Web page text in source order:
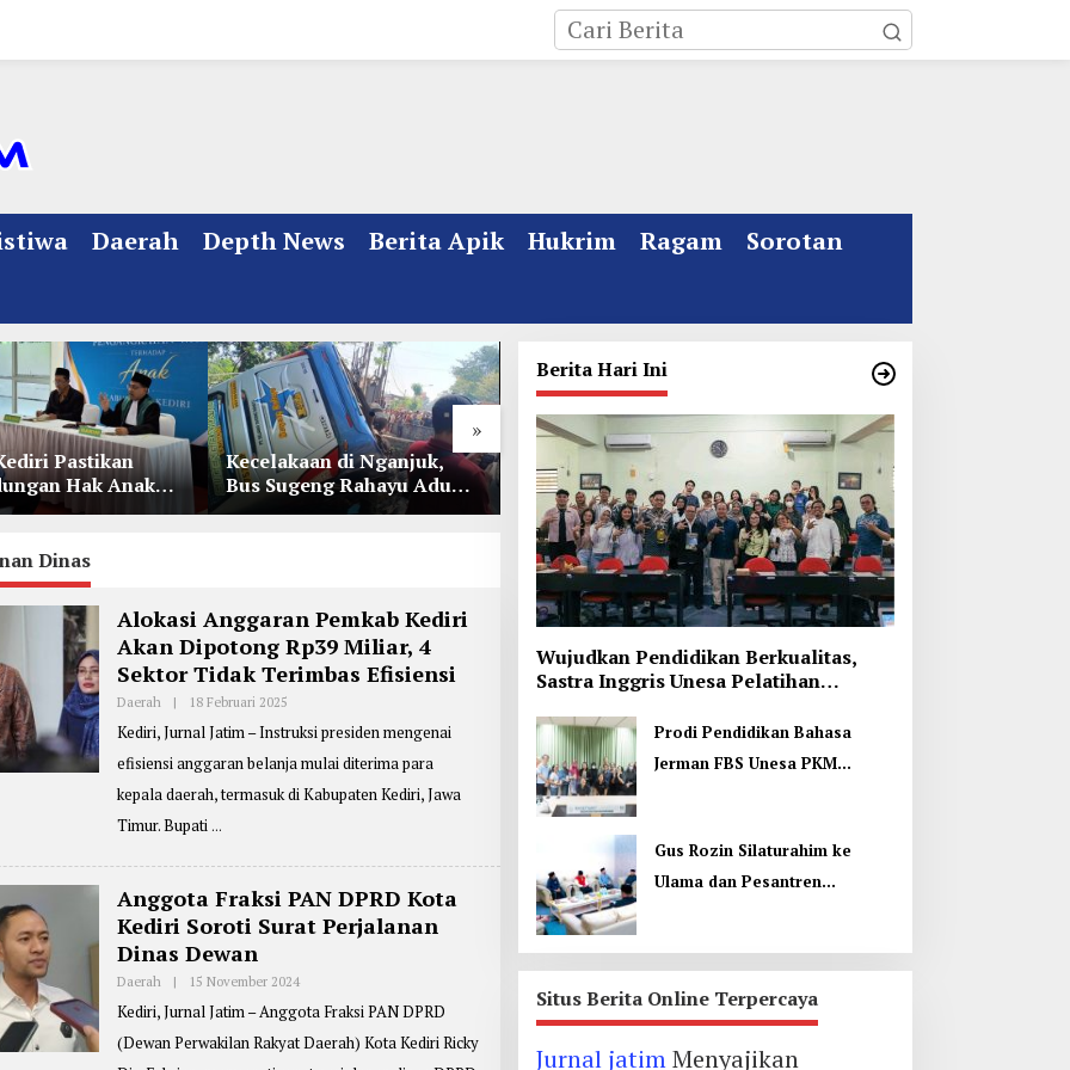
Daerah Depth News Berita Apik Hukrim Ragam
Sorotan
»
Pastikan
Hak Anak
Kecelakaan di Nganjuk,
Bus Sugeng Rahayu Adu
Banteng Dengan Dump
Kebakaran Rumah Mewah
di Jombang, ART Tewas
Diduga Menghirup Asap
Kata Gus Ipul Jelang
Muktamar ke 35 NU
Jombang: Panitia Gupuh,
Suguh, Lungguh
Dinas
Alokasi Anggaran Pemkab Kediri
Akan Dipotong Rp39 Miliar, 4
Sektor Tidak Terimbas Efisiensi
Daerah | 18 Februari 2025
E
R
E
P
E
:
M
A
O
O
Kediri, Jurnal Jatim – Instruksi presiden mengenai
efisiensi anggaran belanja mulai diterima para
kepala daerah, termasuk di Kabupaten Kediri, Jawa
Timur. Bupati
Anggota Fraksi PAN DPRD Kota
Kediri Soroti Surat Perjalanan
Dinas Dewan
Daerah | 15 November 2024O
E
R
Kediri, Jurnal Jatim – Anggota Fraksi PAN DPRD
(Dewan Perwakilan Rakyat Daerah) Kota Kediri Ricky
Berita Hari Ini
Wujudkan Pendidikan Berkualitas,
Sastra Inggris Unesa Pelatihan
Prodi Pendidikan Bahasa
Jerman FBS Unesa PKM
Gus Rozin Silaturahim ke
Ulama dan Pesantren
Situs Berita Online Terpercaya
Jurnal jatimMenyajikan